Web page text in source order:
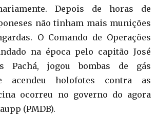
Depois de horas de
não tinham mais munições
O Comando de Operações
na época pelo capitão José
Pachá, jogou bombas de gás
acendeu holofotes contra as
ocorreu no governo do agora
(PMDB).